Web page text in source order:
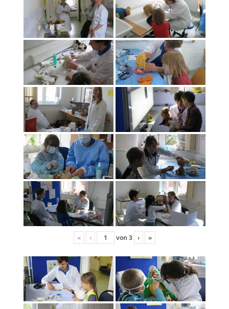
« ‹ von 3 › »